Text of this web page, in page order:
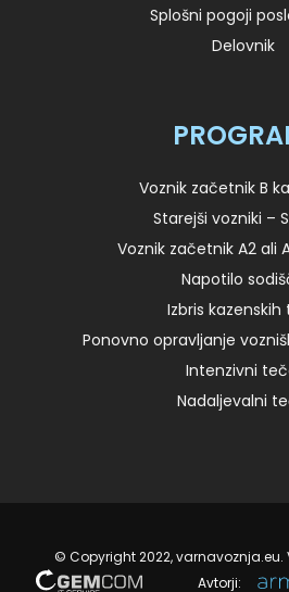
Splošni pogoji
Delovnik
Voznik začetnik B
Starejši vozniki –
Voznik začetnik A2 ali
Napotilo
Izbris kazenskih
Ponovno opravljanje
Intenzivni
Nadaljevalni
© Copyright 2022, varnavoznja.eu.
Avtorji: